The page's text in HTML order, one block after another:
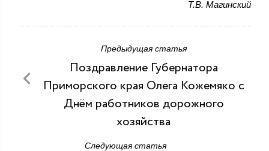
Т.В. Магинский
Предыдущая статья
Поздравление Губернатора
Приморского края Олега Кожемяко с
Днём работников дорожного
хозяйства
Следующая статья